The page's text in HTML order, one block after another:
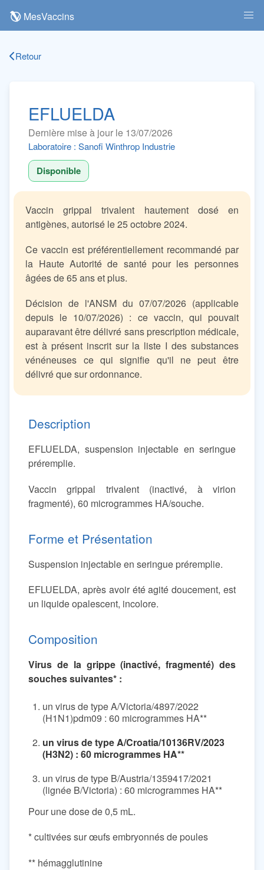
MesVaccins
Retour
EFLUELDA
Dernière mise à jour le 13/07/2026
Laboratoire : Sanofi Winthrop Industrie
Disponible
Vaccin grippal trivalent hautement dosé en
antigènes, autorisé le 25 octobre 2024.
Ce vaccin est préférentiellement recommandé par
la Haute Autorité de santé pour les personnes
âgées de 65 ans et plus.
Décision de l'ANSM du 07/07/2026 (applicable
depuis le 10/07/2026) : ce vaccin, qui pouvait
auparavant être délivré sans prescription médicale,
est à présent inscrit sur la liste I des substances
vénéneuses ce qui signifie qu'il ne peut être
délivré que sur ordonnance.
Description
EFLUELDA, suspension injectable en seringue
préremplie.
Vaccin grippal trivalent (inactivé, à virion
fragmenté), 60 microgrammes HA/souche.
Forme et Présentation
Suspension injectable en seringue préremplie.
EFLUELDA, après avoir été agité doucement, est
un liquide opalescent, incolore.
Composition
Virus de la grippe (inactivé, fragmenté) des
souches suivantes* :
un virus de type A/Victoria/4897/2022
(H1N1)pdm09 : 60 microgrammes HA**
un virus de type A/Croatia/10136RV/2023
(H3N2) : 60 microgrammes HA**
un virus de type B/Austria/1359417/2021
(lignée B/Victoria) : 60 microgrammes HA**
Pour une dose de 0,5 mL.
* cultivées sur œufs embryonnés de poules
** hémagglutinine